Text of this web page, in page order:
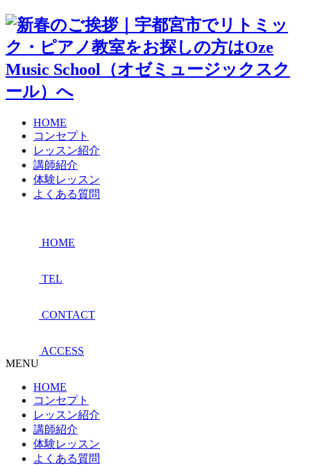
HOME
コンセプト
レッスン紹介
講師紹介
体験レッスン
よくある質問
HOME
TEL
CONTACT
ACCESS
MENU
HOME
コンセプト
レッスン紹介
講師紹介
体験レッスン
よくある質問